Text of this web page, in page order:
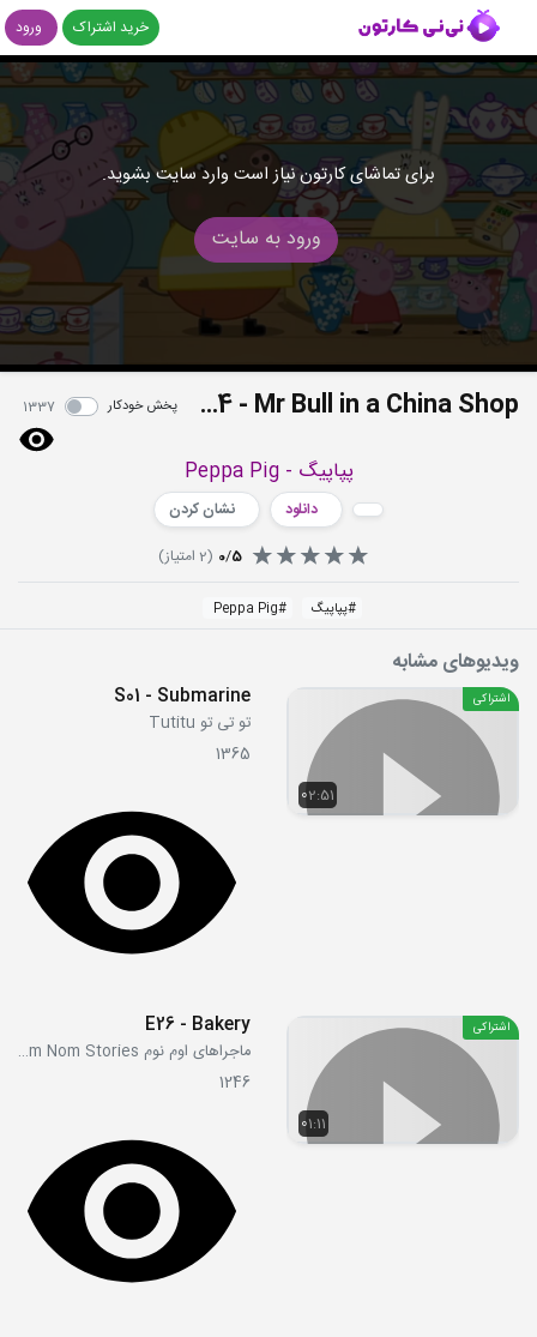
خرید اشتراک ورود
برای تماشای کارتون نیاز است وارد سایت بشوید.
ورود به سایت
S04E44 - Mr Bull in a China Shop پخش خودکار 1337
پپاپیگ - Peppa Pig
دانلود
نشان کردن
0/5
(
2 امتیاز)
#پپاپیگ #
Peppa Pig
ویدیوهای مشابه
02:51
اشتراکی S01 - Submarine
تو تی تو Tutitu
1365
01:11
اشتراکی E26 - Bakery
ماجراهای اوم نوم Om Nom Stories
1246